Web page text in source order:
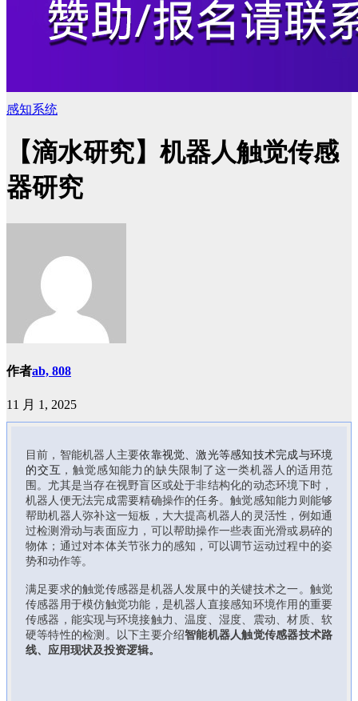
感知系统
【滴水研究】机器人触觉传感
器研究
作者ab, 808
11 月 1, 2025
目前，智能机器人主要依靠视觉、激光等感知技术完成与环境
的交互 ，触觉感知能力的缺失限制了这一类机器人的适用范
围。尤其是当存在视野盲区或处于非结构化的动态环境下时，
机器人便无法完成需要精确操作的任务。触觉感知能力则能够
帮助机器人弥补这一短板，大大提高机器人的灵活性，例如通
过检测滑动与表面应力，可以帮助操作一些表面光滑或易碎的
物体；通过对本体关节张力的感知，可以调节运动过程中的姿
势和动作等。
满足要求的触觉传感器是机器人发展中的关键技术之一。触觉
传感器用于模仿触觉功能，是机器人直接感知环境作用的重要
传感器，能实现与环境接触力、温度、湿度、震动、材质、软
硬等特性的检测。以下主要介绍智能机器人触觉传感器技术路
线、应用现状及投资逻辑。